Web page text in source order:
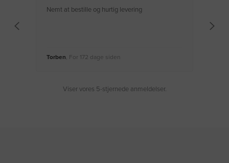
Nemt at bestille og hurtig levering
Torben , For 172 dage siden
Viser vores 5-stjernede anmeldelser.